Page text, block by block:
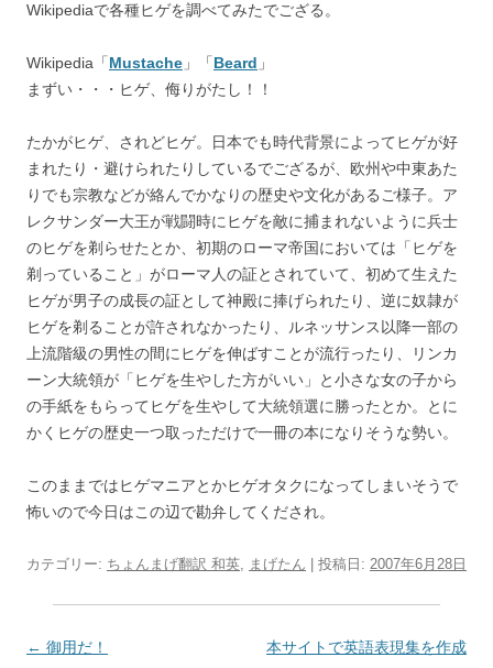
Wikipediaで各種ヒゲを調べてみたでござる。
Wikipedia「Mustache 」「Beard 」
まずい・・・ヒゲ、侮りがたし！！
たかがヒゲ、されどヒゲ。日本でも時代背景によってヒゲが好
まれたり・避けられたりしているでござるが、欧州や中東あた
りでも宗教などが絡んでかなりの歴史や文化があるご様子。ア
レクサンダー大王が戦闘時にヒゲを敵に捕まれないように兵士
のヒゲを剃らせたとか、初期のローマ帝国においては「ヒゲを
剃っていること」がローマ人の証とされていて、初めて生えた
ヒゲが男子の成長の証として神殿に捧げられたり、逆に奴隷が
ヒゲを剃ることが許されなかったり、ルネッサンス以降一部の
上流階級の男性の間にヒゲを伸ばすことが流行ったり、リンカ
ーン大統領が「ヒゲを生やした方がいい」と小さな女の子から
の手紙をもらってヒゲを生やして大統領選に勝ったとか。とに
かくヒゲの歴史一つ取っただけで一冊の本になりそうな勢い。
このままではヒゲマニアとかヒゲオタクになってしまいそうで
怖いので今日はこの辺で勘弁してくだされ。
カテゴリー: ちょんまげ翻訳 和英, まげたん | 投稿日: 2007年6月28日
投
← 御用だ！
本サイトで英語表現集を作成